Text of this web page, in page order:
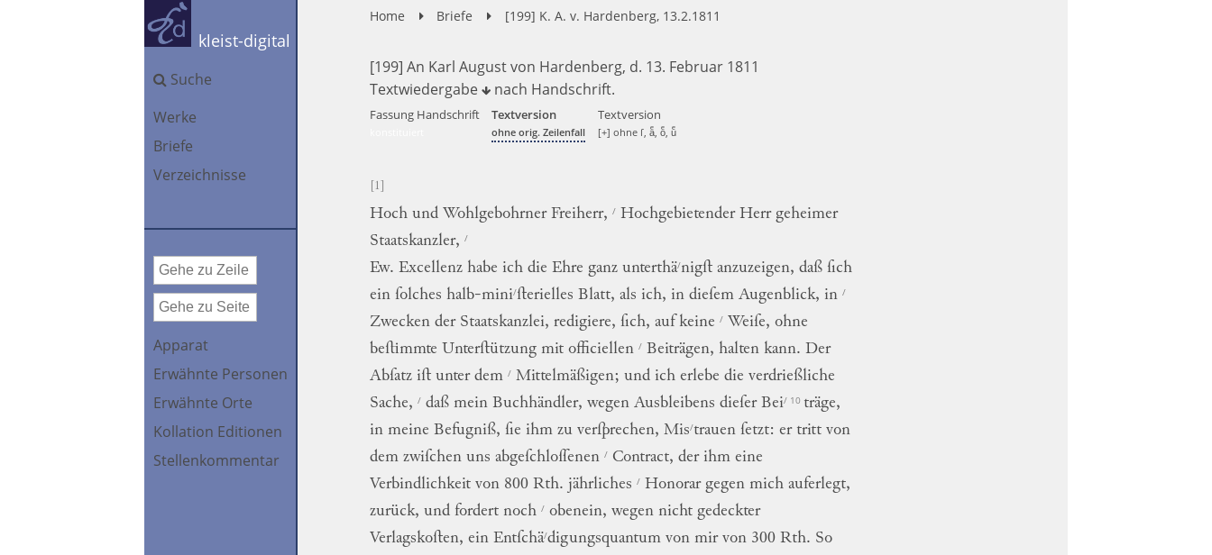
kleist-digital
Suche
Werke
Briefe
Verzeichnisse
Apparat
Erwähnte Personen
Erwähnte Orte
Kollation Editionen
Stellenkommentar
Home Briefe [199] K. A. v. Hardenberg, 13.2.1811
[199] An Karl August von Hardenberg, d. 13. Februar 1811
Textwiedergabe
nach Handschrift.
Fassung Handschrift Textversion
ohne orig. Zeilenfall
Textversion
[+] ohne ſ, aͤ, oͤ, uͤ
[1]
Hoch und Wohlgebohrner Freiherr, / Hochgebietender Herr geheimer
Staatskanzler, /
Ew. Excellenz habe ich die Ehre ganz unterthä/nigſt anzuzeigen, daß ſich
ein ſolches halb-mini/ſterielles Blatt, als ich, in dieſem Augenblick, in /
Zwecken der Staatskanzlei, redigiere, ſich, auf keine / Weiſe, ohne
beſtimmte Unterſtützung mit officiellen / Beiträgen, halten kann. Der
Abſatz iſt unter dem / Mittelmäßigen; und ich erlebe die verdrießliche
Sache, / daß mein Buchhändler, wegen Ausbleibens dieſer Bei/ 10 träge,
in meine Befugniß, ſie ihm zu verſprechen, Mis/trauen ſetzt: er tritt von
dem zwiſchen uns abgeſchloſſenen / Contract, der ihm eine
Verbindlichkeit von 800 Rth. jährliches / Honorar gegen mich auferlegt,
zurück, und fordert noch / obenein, wegen nicht gedeckter
Verlagskoſten, ein Entſchä/digungsquantum von mir von 300 Rth. So